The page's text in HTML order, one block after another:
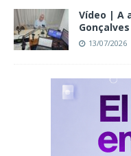
Vídeo | A
Gonçalves
13/07/2026